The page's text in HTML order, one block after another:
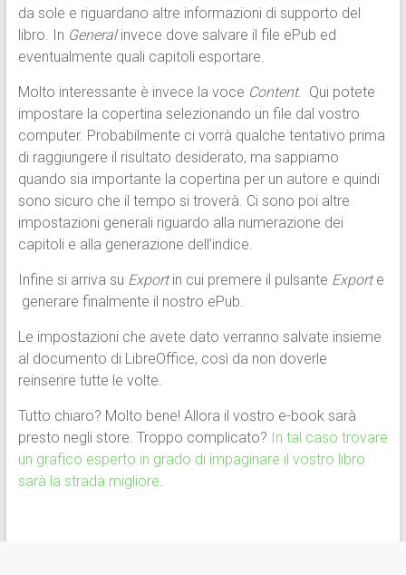
da sole e riguardano altre informazioni di supporto del
libro. In Generalinvece dove salvare il file ePub ed
eventualmente quali capitoli esportare.
Molto interessante è invece la voce Content. Qui potete
impostare la copertina selezionando un file dal vostro
computer. Probabilmente ci vorrà qualche tentativo prima
di raggiungere il risultato desiderato, ma sappiamo
quando sia importante la copertina per un autore e quindi
sono sicuro che il tempo si troverà. Ci sono poi altre
impostazioni generali riguardo alla numerazione dei
capitoli e alla generazione dell’indice.
Infine si arriva su Exportin cui premere il pulsante Exporte
generare finalmente il nostro ePub.
Le impostazioni che avete dato verranno salvate insieme
al documento di LibreOffice, così da non doverle
reinserire tutte le volte.
Tutto chiaro? Molto bene! Allora il vostro e-book sarà
presto negli store. Troppo complicato? In tal caso trovare
un grafico esperto in grado di impaginare il vostro libro
sarà la strada migliore